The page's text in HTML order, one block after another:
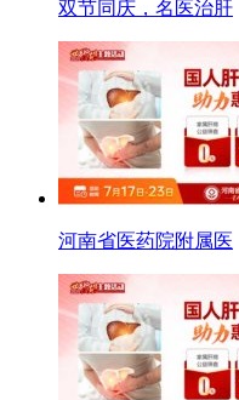
双节同庆，名医治肝
河南省医药院附属医